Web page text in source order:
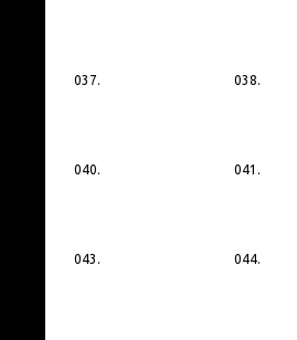
037. 038.
040. 041.
043. 044.